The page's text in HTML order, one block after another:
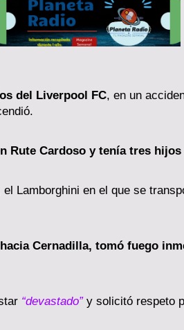
del Liverpool FC, en un
Rute Cardoso y tenía tres hijos
Lamborghini en el que se
Cernadilla, tomó fuego
“devastado”y solicitó respeto